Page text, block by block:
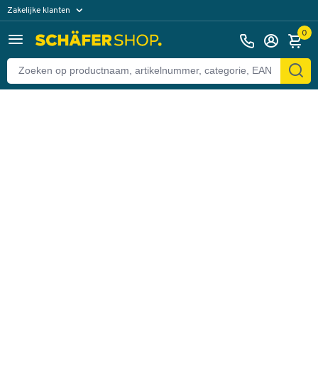
Zakelijke klanten
Particuliere klanten 0
Terug